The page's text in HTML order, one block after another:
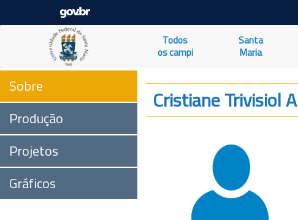
Todos
os campi
Santa
Maria
Sobre
Produção
Projetos
Gráficos
Cristiane Trivisiol